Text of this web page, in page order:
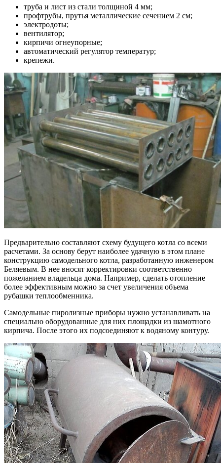
труба и лист из стали толщиной 4 мм;
профтрубы, прутья металлические сечением 2 см;
электродоты;
вентилятор;
кирпичи огнеупорные;
автоматический регулятор температур;
крепежи.
Предварительно составляют схему будущего котла со всеми
расчетами. За основу берут наиболее удачную в этом плане
конструкцию самодельного котла, разработанную инженером
Беляевым. В нее вносят корректировки соответственно
пожеланием владельца дома. Например, сделать отопление
более эффективным можно за счет увеличения объема
рубашки теплообменника.
Самодельные пиролизные приборы нужно устанавливать на
специально оборудованные для них площадки из шамотного
кирпича. После этого их подсоединяют к водяному контуру.